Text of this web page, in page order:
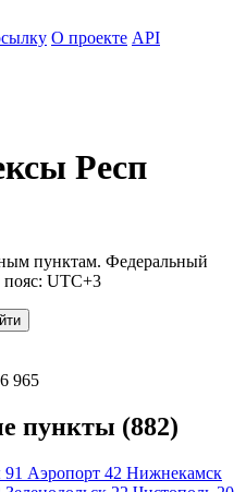
О проекте API
Респ
пунктам. Федеральный
UTC+3
965
пункты (882)
91 Аэропорт 42 Нижнекамск